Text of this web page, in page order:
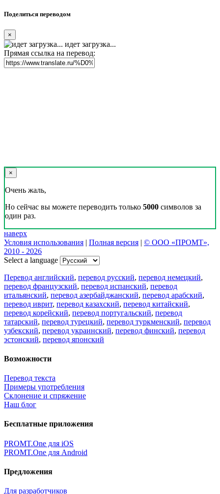
Поделиться переводом
×
идет загрузка...
Прямая ссылка на перевод:
×
Очень жаль,
Но сейчас вы можете переводить только 5000 символов за
один раз.
наверх
Условия использования | Полная версия | © ООО «ПРОМТ»,
2010 - 2026
Select a language
Перевод английский, перевод русский, перевод немецкий,
перевод французский, перевод испанский, перевод
итальянский, перевод азербайджанский, перевод арабский,
перевод иврит, перевод казахский, перевод китайский,
перевод корейский, перевод португальский, перевод
татарский, перевод турецкий, перевод туркменский, перевод
узбекский, перевод украинский, перевод финский, перевод
эстонский, перевод японский
Возможности
Перевод текста
Примеры употребления
Склонение и спряжение
Наш блог
Бесплатные приложения
PROMT.One для iOS
PROMT.One для Android
Предложения
Для разработчиков